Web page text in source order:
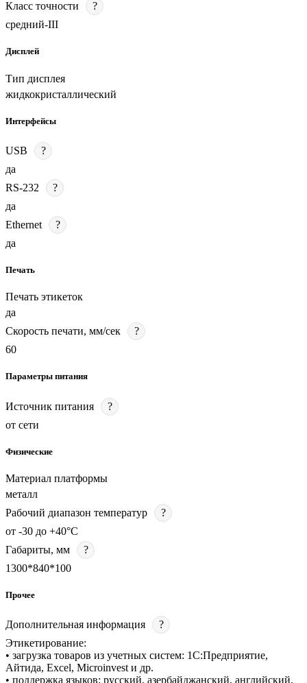
Класс точности
?
средний-III
Дисплей
Тип дисплея
жидкокристаллический
Интерфейсы
USB
?
да
RS-232
?
да
Ethernet
?
да
Печать
Печать этикеток
да
Скорость печати, мм/сек
?
60
Параметры питания
Источник питания
?
от сети
Физические
Материал платформы
металл
Рабочий диапазон температур
?
от -30 до +40°С
Габариты, мм
?
1300*840*100
Прочее
Дополнительная информация
?
Этикетирование:
• загрузка товаров из учетных систем: 1С:Предприятие,
Айтида, Excel, Microinvest и др.
• поддержка языков: русский, азербайджанский, английский,